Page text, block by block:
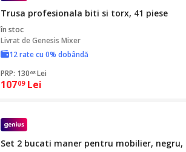
Trusa profesionala biti si torx, 41 piese
în stoc
Livrat deGenesis Mixer
12 rate cu 0% dobândă
PRP: 130 68 Lei
10709 Lei
Set 2 bucati maner pentru mobilier, negru,